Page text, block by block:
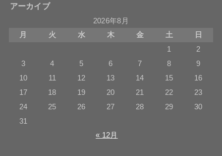
アーカイブ
2026年8月
月
火 水 木 金 土
日
1
2
3
4 5 6 7 8
9
10
11 12 13 14 15
16
17
18 19 20 21 22
23
24
25 26 27 28 29
30
31
« 12月